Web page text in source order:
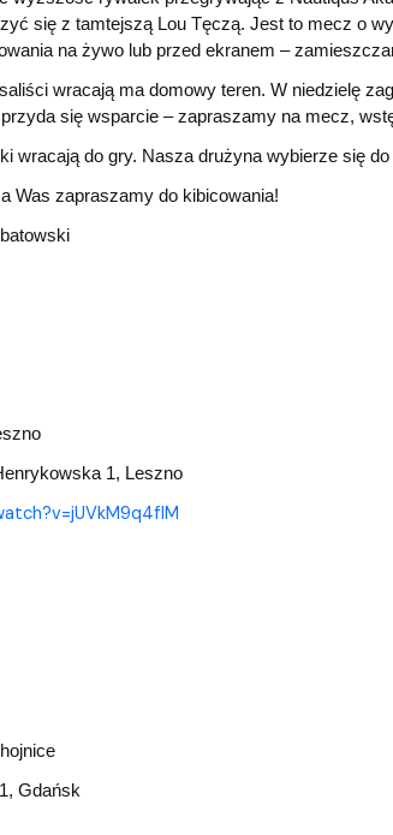
się z tamtejszą Lou Tęczą. Jest to mecz o
na żywo lub przed ekranem –
wracają ma domowy teren. W niedzielę
się wsparcie – zapraszamy na mecz,
wracają do gry. Nasza drużyna wybierze się
Was zapraszamy do kibicowania!
1, Leszno
Gdańsk